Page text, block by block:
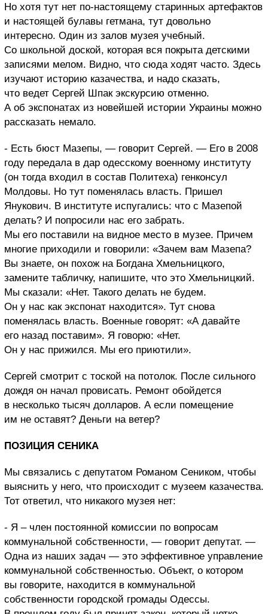
Но хотя тут нет по-настоящему старинных артефактов
и настоящей булавы гетмана, тут довольно
интересно. Один из залов музея учебный.
Со школьной доской, которая вся покрыта детскими
записями мелом. Видно, что сюда ходят часто. Здесь
изучают историю казачества, и надо сказать,
что ведет Сергей Шпак экскурсию отменно.
А об экспонатах из новейшей истории Украины можно
рассказать немало.
- Есть бюст Мазепы, — говорит Сергей. — Его в 2008
году передала в дар одесскому военному институту
(он тогда входил в состав Политеха) генконсул
Молдовы. Но тут поменялась власть. Пришел
Янукович. В институте испугались: что с Мазепой
делать? И попросили нас его забрать.
Мы его поставили на видное место в музее. Причем
многие приходили и говорили: «Зачем вам Мазепа?
Вы знаете, он похож на Богдана Хмельницкого,
замените табличку, напишите, что это Хмельницкий.
Мы сказали: «Нет. Такого делать не будем.
Он у нас как экспонат находится». Тут снова
поменялась власть. Военные говорят: «А давайте
его назад поставим». Я говорю: «Нет.
Он у нас прижился. Мы его приютили».
Сергей смотрит с тоской на потолок. После сильного
дождя он начал провисать. Ремонт обойдется
в несколько тысяч долларов. А если помещение
им не оставят? Деньги на ветер?
ПОЗИЦИЯ СЕНИКА
Мы связались с депутатом Романом Сеником, чтобы
выяснить у него, что происходит с музеем казачества.
Тот ответил, что никакого музея нет:
- Я – член постоянной комиссии по вопросам
коммунальной собственности, — говорит депутат. —
Одна из наших задач — это эффективное управление
коммунальной собственностью. Объект, о котором
вы говорите, находится в коммунальной
собственности городской громады Одессы.